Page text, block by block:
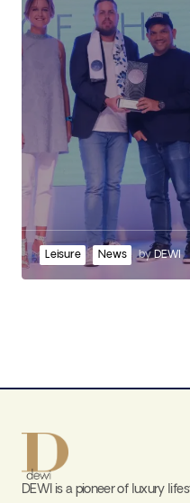
Leisure News byDEWI
DEWI is a pioneer of luxury